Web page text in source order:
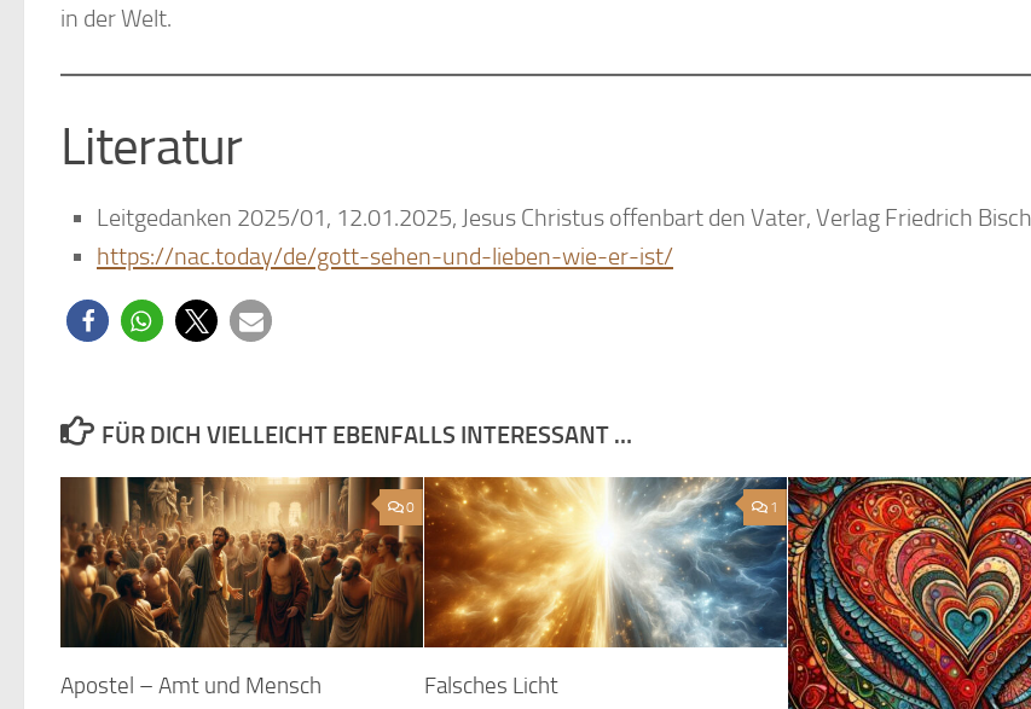
in der Welt.
Literatur
Leitgedanken 2025/01, 12.01.2025, Jesus Christus offenbart den Vater, Verlag Friedrich
https://nac.today/de/gott-sehen-und-lieben-wie-er-ist/
FÜR DICH VIELLEICHT EBENFALLS INTERESSANT …
0
Apostel – Amt und Mensch
1
Falsches Licht